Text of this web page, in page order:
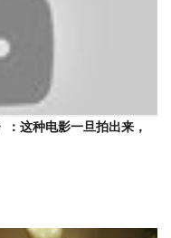
：这种电影一旦拍出来，